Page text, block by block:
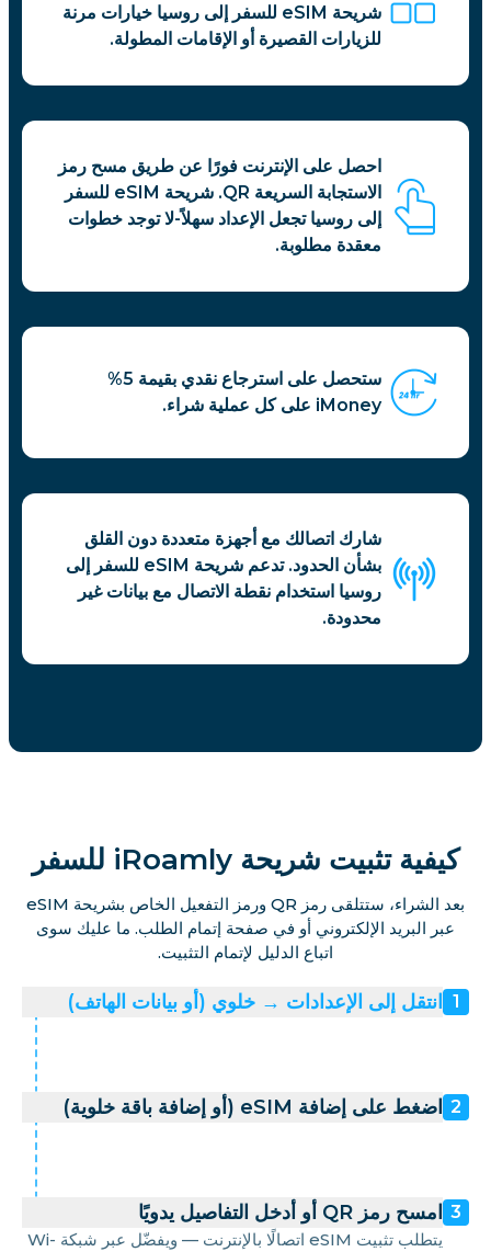
شريحة eSIM للسفر إلى روسيا خيارات مرنة
للزيارات القصيرة أو الإقامات المطولة.
احصل على الإنترنت فورًا عن طريق مسح رمز
الاستجابة السريعة QR. شريحة eSIM للسفر
إلى روسيا تجعل الإعداد سهلاً-لا توجد خطوات
معقدة مطلوبة.
ستحصل على استرجاع نقدي بقيمة 5%
iMoney على كل عملية شراء.
شارك اتصالك مع أجهزة متعددة دون القلق
بشأن الحدود. تدعم شريحة eSIM للسفر إلى
روسيا استخدام نقطة الاتصال مع بيانات غير
محدودة.
كيفية تثبيت شريحة iRoamly للسفر
بعد الشراء، ستتلقى رمز QR ورمز التفعيل الخاص بشريحة eSIM
عبر البريد الإلكتروني أو في صفحة إتمام الطلب. ما عليك سوى
اتباع الدليل لإتمام التثبيت.
1 انتقل إلى الإعدادات → خلوي (أو بيانات الهاتف)
2 اضغط على إضافة eSIM (أو إضافة باقة خلوية)
3 امسح رمز QR أو أدخل التفاصيل يدويًا
يتطلب تثبيت eSIM اتصالًا بالإنترنت — ويفضّل عبر شبكة Wi-